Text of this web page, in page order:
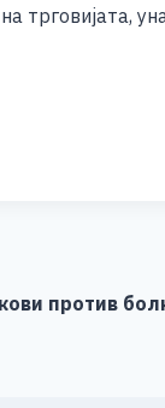
трговијата,
против